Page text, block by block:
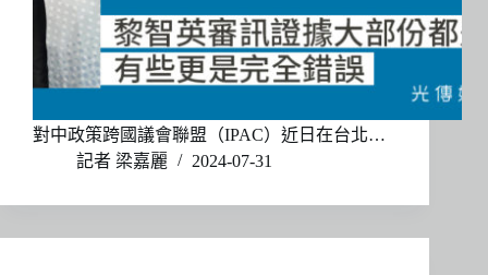
對中政策跨國議會聯盟（IPAC）近日在台北…
記者 梁嘉麗
2024-07-31